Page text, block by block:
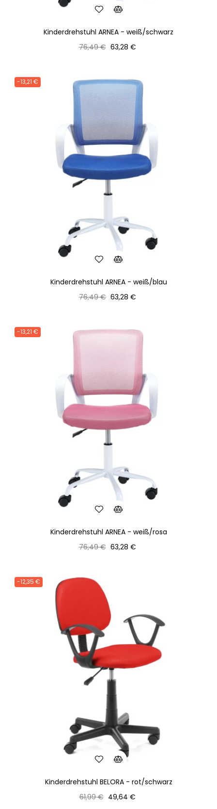
Kinderdrehstuhl ARNEA - weiß/schwarz
Normaler
76,49 € Preis
63,28 €
-13,21 €
Kinderdrehstuhl ARNEA - weiß/blau
Normaler
76,49 € Preis
63,28 €
-13,21 €
Kinderdrehstuhl ARNEA - weiß/rosa
Normaler
76,49 € Preis
63,28 €
-12,35 €
Kinderdrehstuhl BELORA - rot/schwarz
Normaler
61,99 € Preis
49,64 €